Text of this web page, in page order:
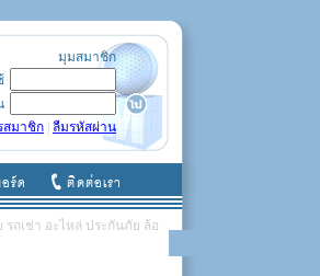
มุมสมาชิก
สมาชิก ลืมรหัสผ่าน
ถเช่า อะไหล่ ประกันภัย ล้อ